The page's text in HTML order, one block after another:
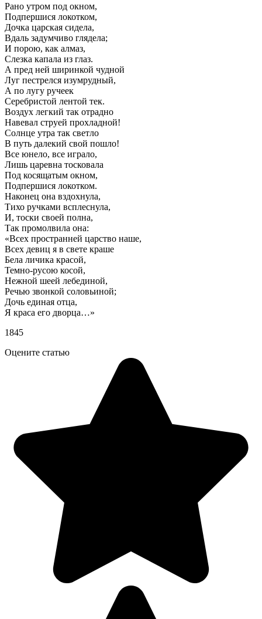
Рано утром под окном,
Подпершися локотком,
Дочка царская сидела,
Вдаль задумчиво глядела;
И порою, как алмаз,
Слезка капала из глаз.
А пред ней ширинкой чудной
Луг пестрелся изумрудный,
А по лугу ручеек
Серебристой лентой тек.
Воздух легкий так отрадно
Навевал струей прохладной!
Солнце утра так светло
В путь далекий свой пошло!
Все юнело, все играло,
Лишь царевна тосковала
Под косящатым окном,
Подпершися локотком.
Наконец она вздохнула,
Тихо ручками всплеснула,
И, тоски своей полна,
Так промолвила она:
«Всех пространней царство наше,
Всех девиц я в свете краше
Бела личика красой,
Темно-русою косой,
Нежной шеей лебединой,
Речью звонкой соловьиной;
Дочь единая отца,
Я краса его дворца…»
1845
Оцените статью